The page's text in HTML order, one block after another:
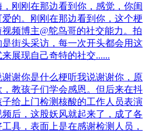
刚刚在那边看到你，感觉，你闺
的。刚刚在那边看到你，这个梗
频博主@鸵鸟哥的社交能力。拍
街头采访，每一次开头都会用这
展现自己奇特的社交......
谢谢你是什么梗听我说谢谢你，原
教孩子们学会感恩。但后来在抖
给上门检测核酸的工作人员表演
后，这股妖风就起来了，成了各
具，表面上是在感谢检测人员，